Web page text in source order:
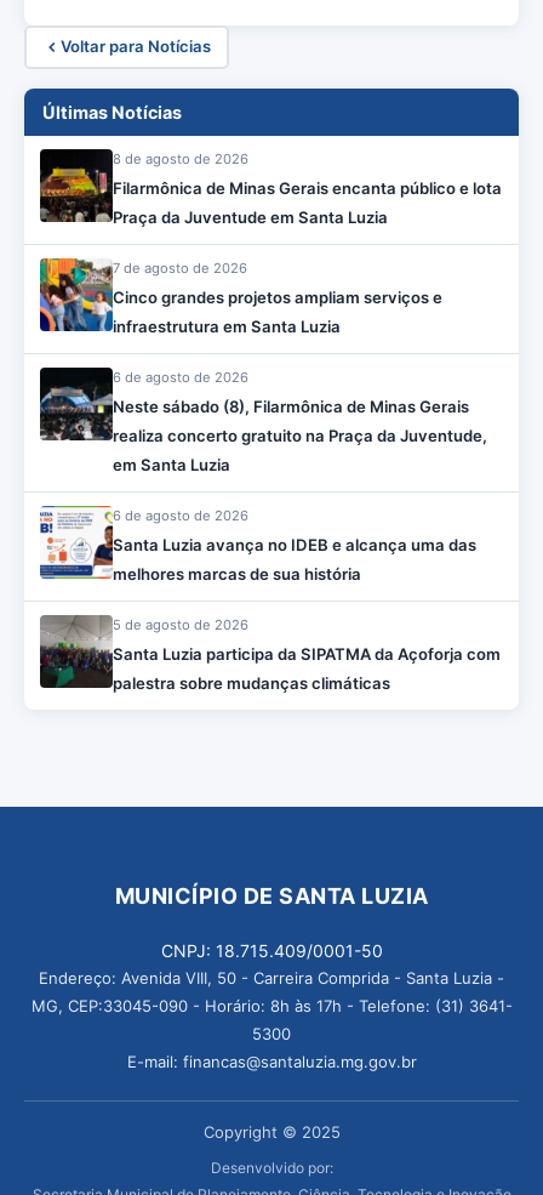
Voltar para Notícias
Últimas Notícias
8 de agosto de 2026
Filarmônica de Minas Gerais encanta público e lota
Praça da Juventude em Santa Luzia
7 de agosto de 2026
Cinco grandes projetos ampliam serviços e
infraestrutura em Santa Luzia
6 de agosto de 2026
Neste sábado (8), Filarmônica de Minas Gerais
realiza concerto gratuito na Praça da Juventude,
em Santa Luzia
6 de agosto de 2026
Santa Luzia avança no IDEB e alcança uma das
melhores marcas de sua história
5 de agosto de 2026
Santa Luzia participa da SIPATMA da Açoforja com
palestra sobre mudanças climáticas
MUNICÍPIO DE SANTA LUZIA
CNPJ: 18.715.409/0001-50
Endereço: Avenida VIII, 50 - Carreira Comprida - Santa Luzia -
MG, CEP:33045-090 - Horário: 8h às 17h - Telefone: (31) 3641-
5300
E-mail: financas@santaluzia.mg.gov.br
Copyright © 2025
Desenvolvido por: